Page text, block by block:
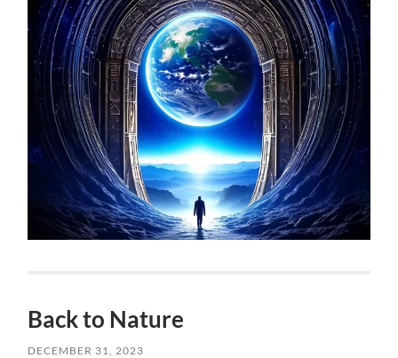
Back to Nature
DECEMBER 31, 2023